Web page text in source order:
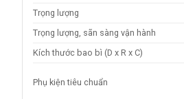
Trọng lượng
Trọng lượng, sãn sàng vận hành
Kích thước bao bì (D x R x C)
Phụ kiện tiêu chuẩn